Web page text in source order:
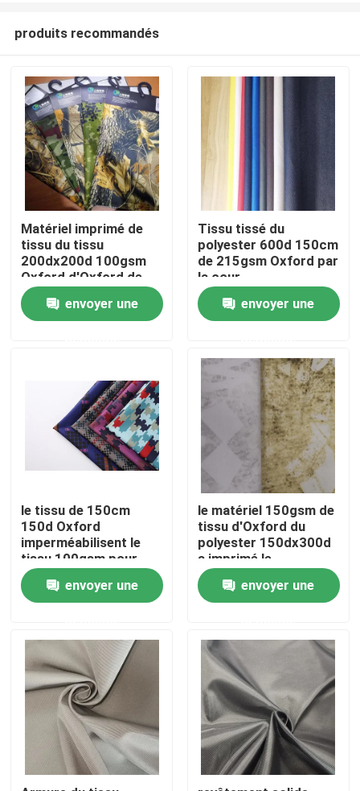
Aperçu
A propos de nous
Contrôle de la qualité
Contact
Tous les cas
Tissu de mémoire de polyester
produits recommandés
Matériel imprimé de
tissu du tissu
200dx200d 100gsm
Oxford d'Oxford de
polyester
envoyer une
Tissu tissé du
polyester 600d 150cm
de 215gsm Oxford par
la cour
envoyer une
le tissu de 150cm
150d Oxford
imperméabilisent le
tissu 100gsm pour
des vestes et des
sacs
envoyer une
le matériel 150gsm de
tissu d'Oxford du
polyester 150dx300d
a imprimé le
revêtement d'unité
centraleenvoyer une